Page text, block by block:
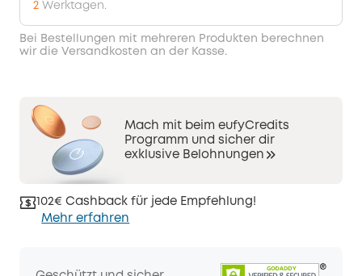
2 Werktagen.
Bei Bestellungen mit mehreren Produkten berechnen
wir die Versandkosten an der Kasse.
Mach mit beim eufyCredits
Programm und sicher dir
exklusive Belohnungen
102€ Cashback für jede Empfehlung!
Mehr erfahren